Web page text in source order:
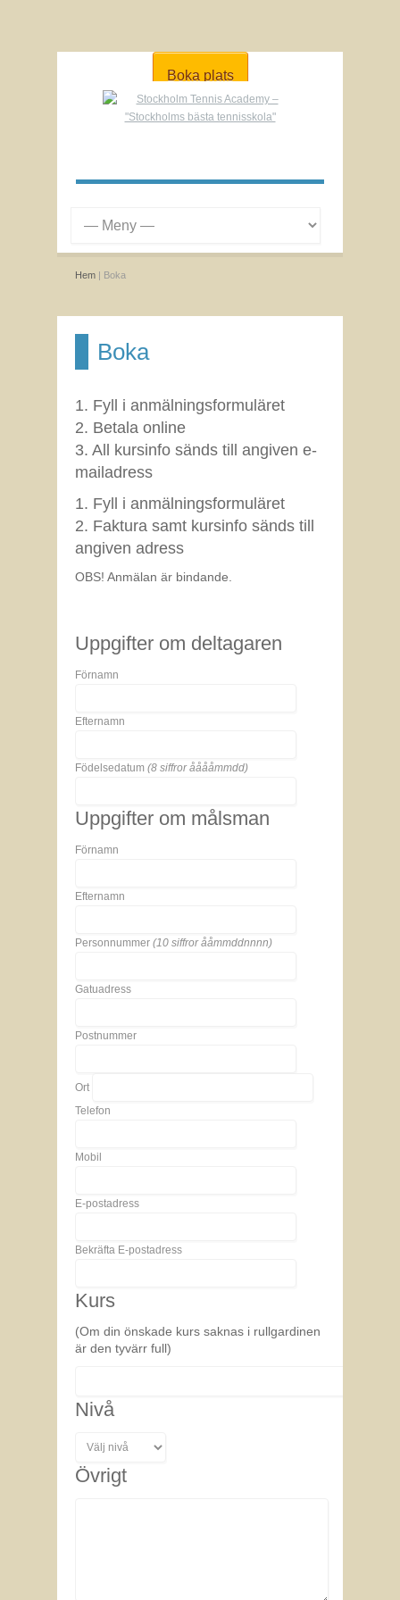
Boka plats
Hem | Boka
Boka
1. Fyll i anmälningsformuläret
2. Betala online
3. All kursinfo sänds till angiven e-
mailadress
1. Fyll i anmälningsformuläret
2. Faktura samt kursinfo sänds till
angiven adress
OBS! Anmälan är bindande.
Uppgifter om deltagaren
Förnamn
Efternamn
Födelsedatum (8 siffror ååååmmdd)
Uppgifter om målsman
Förnamn
Efternamn
Personnummer (10 siffror ååmmddnnnn)
Gatuadress
Postnummer
Ort
Telefon
Mobil
E-postadress
Bekräfta E-postadress
Kurs
(Om din önskade kurs saknas i rullgardinen
är den tyvärr full)
Nivå
Övrigt